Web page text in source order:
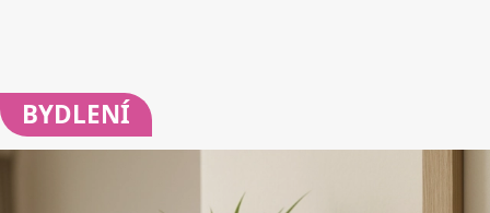
BYDLENÍ